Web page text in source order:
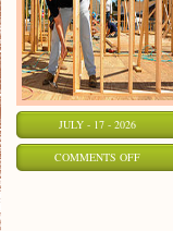
JULY - 17 - 2026
COMMENTS OFFON